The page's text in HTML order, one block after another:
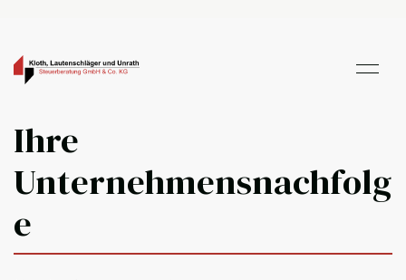
Ihre
Unternehmensnachfolg
e